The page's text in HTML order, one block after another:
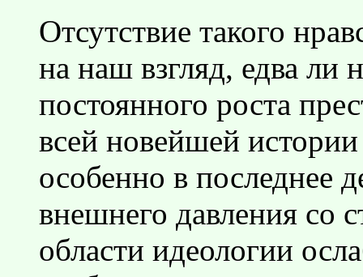
Отсутствие такого
на наш взгляд, едва ли
постоянного роста
всей новейшей
особенно в последнее
внешнего давления со
области идеологии